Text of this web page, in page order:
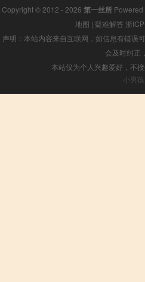
Copyright © 2012 - 2026 第一丝所 Powered
地图 | 疑难解答 浙
声明：本站内容来自互联网，如信息有错误
会及时纠正
本站仅为个人兴趣爱好，不
小男孩